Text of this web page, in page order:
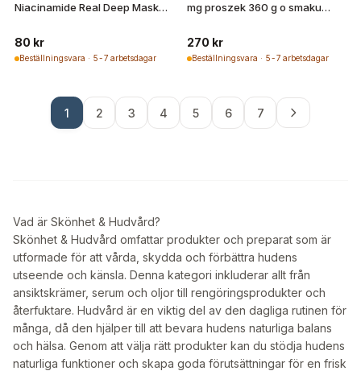
Niacinamide Real Deep Mask
80 kr
Beställningsvara · 5-7 arbetsdagar
mg proszek 360 g o smaku
270 kr
Beställningsvara · 5-7 arbetsdagar
1 2 3 4 5 6 7
Vad är Skönhet & Hudvård?
Skönhet & Hudvård omfattar produkter och preparat som är
utformade för att vårda, skydda och förbättra hudens
utseende och känsla. Denna kategori inkluderar allt från
ansiktskrämer, serum och oljor till rengöringsprodukter och
återfuktare. Hudvård är en viktig del av den dagliga rutinen för
många, då den hjälper till att bevara hudens naturliga balans
och hälsa. Genom att välja rätt produkter kan du stödja hudens
naturliga funktioner och skapa goda förutsättningar för en frisk